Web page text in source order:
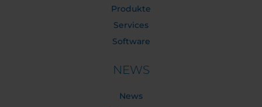
Produkte
Services
Software
NEWS
News